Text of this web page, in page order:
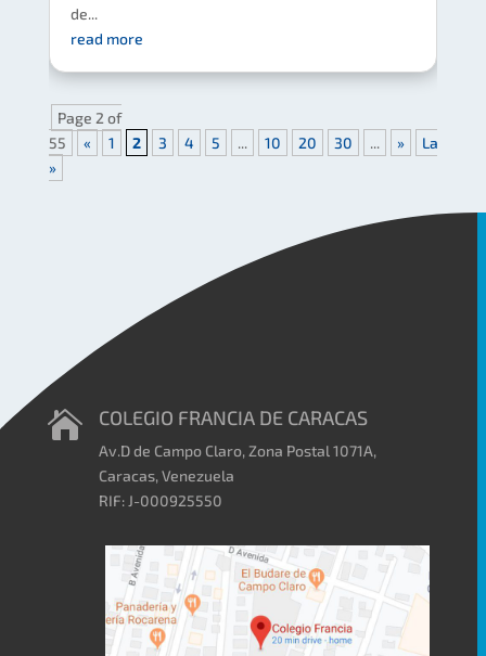
de...
read more
Page 2 of
55
« 1 2 3 4 5 ... 10 20 30 ... »
Last
»
 COLEGIO FRANCIA DE CARACAS
Av.D de Campo Claro, Zona Postal 1071A,
Caracas, Venezuela
RIF: J-000925550